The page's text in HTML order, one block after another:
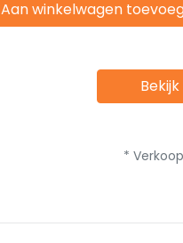
Aan winkelwagen
*